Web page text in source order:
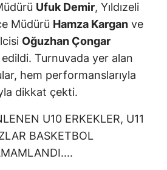
Ufuk Demir, Yıldızeli
Müdürü Hamza Kargan ve
Oğuzhan Çongar
Turnuvada yer alan
hem performanslarıyla
dikkat çekti.